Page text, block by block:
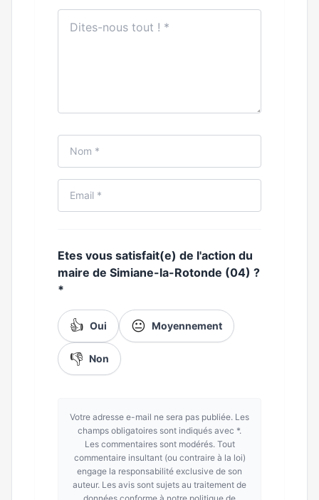
Etes vous satisfait(e) de l'action du
maire de Simiane-la-Rotonde (04) ?
*
👍 Oui 😐 Moyennement
👎 Non
Votre adresse e-mail ne sera pas publiée. Les
champs obligatoires sont indiqués avec *.
Les commentaires sont modérés. Tout
commentaire insultant (ou contraire à la loi)
engage la responsabilité exclusive de son
auteur. Les avis sont sujets au traitement de